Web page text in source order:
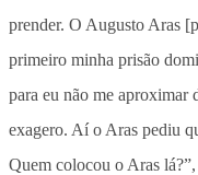
prender. O Augusto Aras
primeiro minha prisão
para eu não me aproximar
exagero. Aí o Aras pediu
Quem colocou o Aras